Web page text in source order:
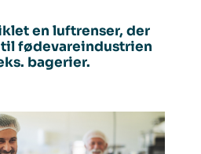
en luftrenser, der
fødevareindustrien
bagerier.